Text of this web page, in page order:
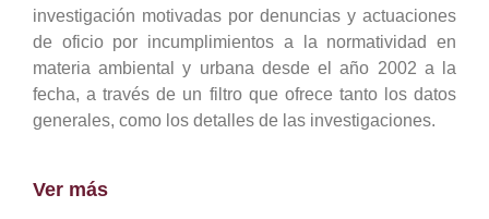
investigación motivadas por denuncias y actuaciones
de oficio por incumplimientos a la normatividad en
materia ambiental y urbana desde el año 2002 a la
fecha, a través de un filtro que ofrece tanto los datos
generales, como los detalles de las investigaciones.
Ver más